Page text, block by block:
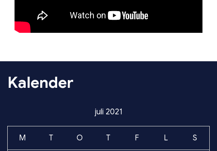
Kalender
juli 2021
M T O T F L S